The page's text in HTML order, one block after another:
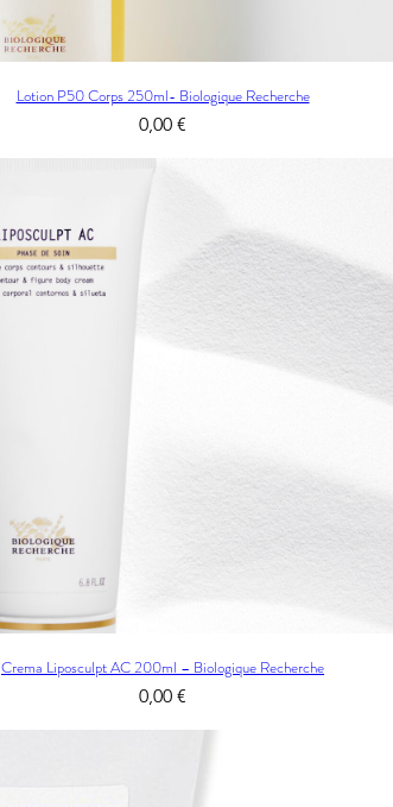
Lotion P50 Corps 250ml- Biologique Recherche
0,00 €
Crema Liposculpt AC 200ml – Biologique Recherche
0,00 €